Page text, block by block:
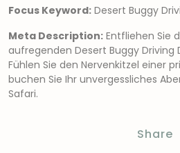
Focus Keyword: Desert Buggy
Meta Description: Entfliehen Sie
aufregenden Desert Buggy Driving
Fühlen Sie den Nervenkitzel einer
buchen Sie Ihr unvergessliches
Safari.
Share